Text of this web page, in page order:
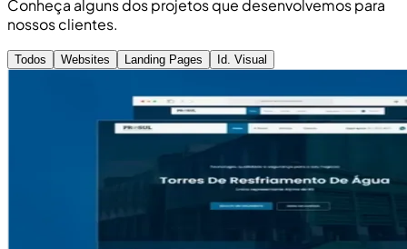
Conheça alguns dos projetos que desenvolvemos para
nossos clientes.
Todos Websites Landing Pages Id. Visual